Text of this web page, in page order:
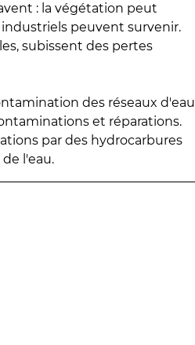
: la végétation peut
peuvent survenir.
subissent des pertes
des réseaux d'eau
et réparations.
par des hydrocarbures
l'eau.